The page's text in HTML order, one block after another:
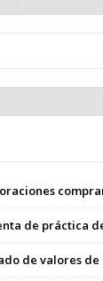
de práctica
de valores de